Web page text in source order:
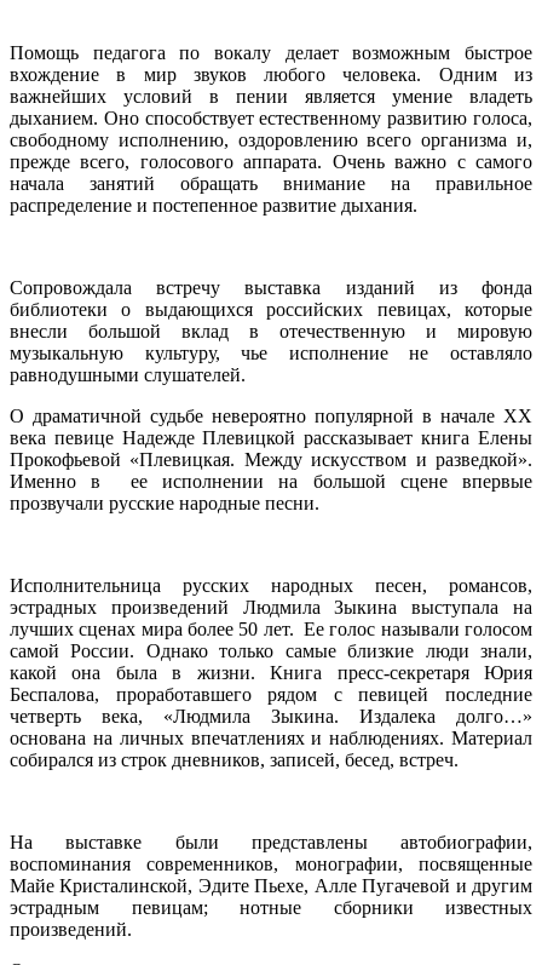
Помощь педагога по вокалу делает возможным быстрое
вхождение в мир звуков любого человека. Одним из
важнейших условий в пении является умение владеть
дыханием. Оно способствует естественному развитию голоса,
свободному исполнению, оздоровлению всего организма и,
прежде всего, голосового аппарата. Очень важно с самого
начала занятий обращать внимание на правильное
распределение и постепенное развитие дыхания.
Сопровождала встречу выставка изданий из фонда
библиотеки о выдающихся российских певицах, которые
внесли большой вклад в отечественную и мировую
музыкальную культуру, чье исполнение не оставляло
равнодушными слушателей.
О драматичной судьбе невероятно популярной в начале XX
века певице Надежде Плевицкой рассказывает книга Елены
Прокофьевой «Плевицкая. Между искусством и разведкой».
Именно в ее исполнении на большой сцене впервые
прозвучали русские народные песни.
Исполнительница русских народных песен, романсов,
эстрадных произведений Людмила Зыкина выступала на
лучших сценах мира более 50 лет. Ее голос называли голосом
самой России. Однако только самые близкие люди знали,
какой она была в жизни. Книга пресс-секретаря Юрия
Беспалова, проработавшего рядом с певицей последние
четверть века, «Людмила Зыкина. Издалека долго…»
основана на личных впечатлениях и наблюдениях. Материал
собирался из строк дневников, записей, бесед, встреч.
На выставке были представлены автобиографии,
воспоминания современников, монографии, посвященные
Майе Кристалинской, Эдите Пьехе, Алле Пугачевой и другим
эстрадным певицам; нотные сборники известных
произведений.